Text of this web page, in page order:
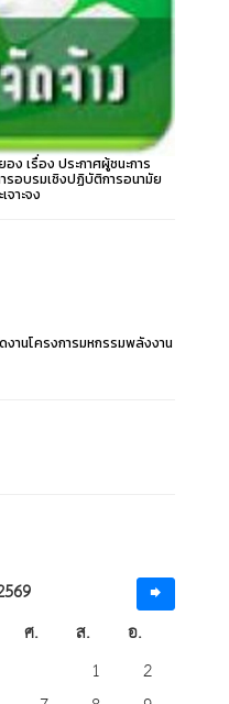
ง เรื่อง ประกาศผู้ชนะการ
รอบรมเชิงปฏิบัติการอนามัย
จาะจง
งานโครงการมหกรรมพลังงาน
ศ. ส.
อ.
1
2